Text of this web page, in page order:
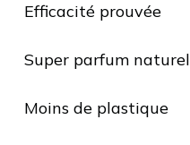
Efficacité prouvée
Super parfum naturel
Moins de plastique